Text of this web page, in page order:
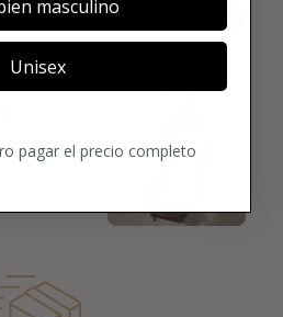
original
masculino
Unisex
pagar el precio completo